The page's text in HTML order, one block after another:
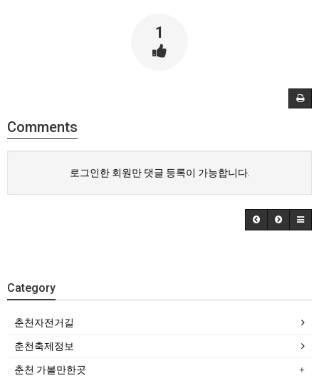
1
Comments
로그인한 회원만 댓글 등록이 가능합니다.
Category
춘천자전거길
춘천축제정보
춘천 가볼만한곳